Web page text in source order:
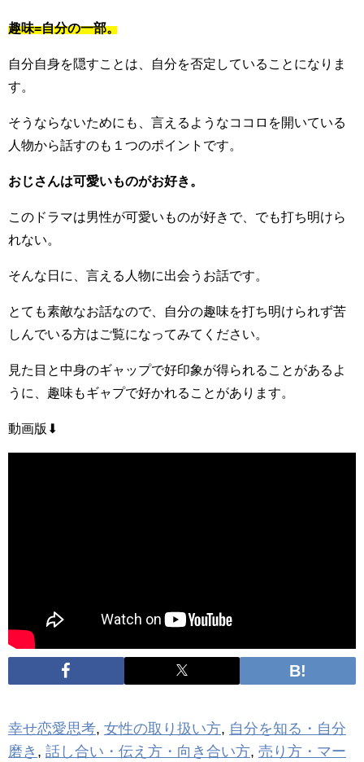
趣味=自分の一部。
自分自身を隠すことは、自分を否定していることになりま
す。
そうならないためにも、言えるようなココロを開いている
人物から話すのも１つのポイントです。
おじさんは可愛いものがお好き。
このドラマは男性が可愛いものが好きで、でも打ち明けら
れない。
そんな日に、言える人物に出会うお話です。
とても素敵なお話なので、自分の趣味を打ち明けられず苦
しんでいる方はご覧になってみてください。
見た目と中身のギャップで好印象が得られることがあるよ
うに、趣味もギャプで好かれることがあります。
動画版⬇
幸せ恋愛思考, 女性の取り扱い方, 自分を知る・自分
磨き , 話し合い・伝え方・向き合い方, 売り方・マー